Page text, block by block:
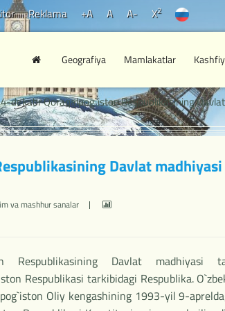
Reklama +A A A- X2
Geografiya Mamlakatlar
dekabr Qoraqalpog`iston Respublikasining
Davlat
va mashhur sanalar
Respublikasining Davlat madhiyasi
Respublikasi tarkibidagi Respublika.
Oliy kengashining 1993-yil 9-